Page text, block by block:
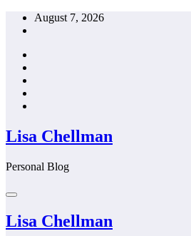
Skip
August 7, 2026
Lisa Chellman
Personal Blog
Lisa Chellman